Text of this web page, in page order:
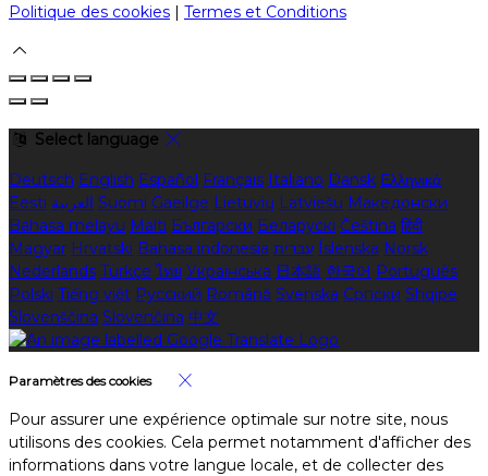
Politique des cookies | Termes et Conditions
Select language
Deutsch English Español Français Italiano Dansk Ελληνικά
Eesti العربية Suomi Gaeilge Lietuvių Latviešu Македонски
Bahasa melayu Malti Български Беларускі Čeština हिंदी
Magyar Hrvatski Bahasa indonesia עברית Íslenska Norsk
Nederlands Türkçe ไทย Українська 日本語 한국어 Português
Polski Tiếng việt Русский Română Svenska Српски Shqipe
Slovenščina Slovenčina 中文
Paramètres des cookies
Pour assurer une expérience optimale sur notre site, nous
utilisons des cookies. Cela permet notamment d'afficher des
informations dans votre langue locale, et de collecter des